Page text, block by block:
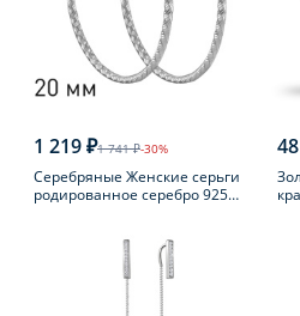
1 219 ₽1 741 ₽-30%
Серебряные Женские серьги
родированное серебро 925